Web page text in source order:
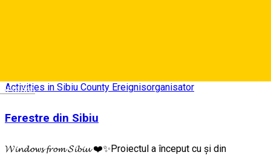
Deutsch
Activities in Sibiu County Ereignisorganisator
Ferestre din Sibiu
𝓦𝓲𝓷𝓭𝓸𝔀𝓼 𝓯𝓻𝓸𝓶 𝓢𝓲𝓫𝓲𝓾 ❤️✨Proiectul a început cu și din